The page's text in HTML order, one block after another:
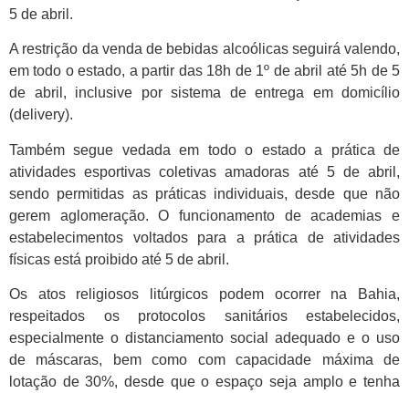
5 de abril.
A restrição da venda de bebidas alcoólicas seguirá valendo,
em todo o estado, a partir das 18h de 1º de abril até 5h de 5
de abril, inclusive por sistema de entrega em domicílio
(delivery).
Também segue vedada em todo o estado a prática de
atividades esportivas coletivas amadoras até 5 de abril,
sendo permitidas as práticas individuais, desde que não
gerem aglomeração. O funcionamento de academias e
estabelecimentos voltados para a prática de atividades
físicas está proibido até 5 de abril.
Os atos religiosos litúrgicos podem ocorrer na Bahia,
respeitados os protocolos sanitários estabelecidos,
especialmente o distanciamento social adequado e o uso
de máscaras, bem como com capacidade máxima de
lotação de 30%, desde que o espaço seja amplo e tenha